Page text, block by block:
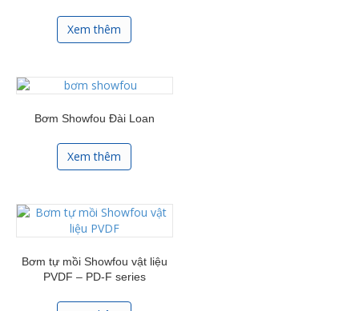
Xem thêm
Bơm Showfou Đài Loan
Xem thêm
Bơm tự mồi Showfou vật liệu
PVDF – PD-F series